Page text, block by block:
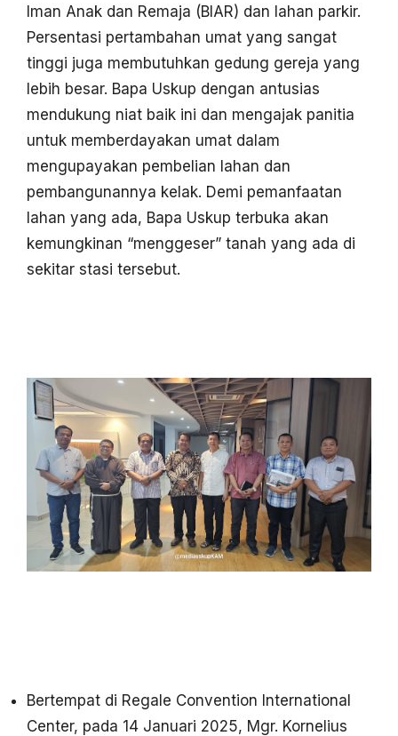
Iman Anak dan Remaja (BIAR) dan lahan parkir.
Persentasi pertambahan umat yang sangat
tinggi juga membutuhkan gedung gereja yang
lebih besar. Bapa Uskup dengan antusias
mendukung niat baik ini dan mengajak panitia
untuk memberdayakan umat dalam
mengupayakan pembelian lahan dan
pembangunannya kelak. Demi pemanfaatan
lahan yang ada, Bapa Uskup terbuka akan
kemungkinan “menggeser” tanah yang ada di
sekitar stasi tersebut.
Bertempat di Regale Convention International
Center, pada 14 Januari 2025, Mgr. Kornelius